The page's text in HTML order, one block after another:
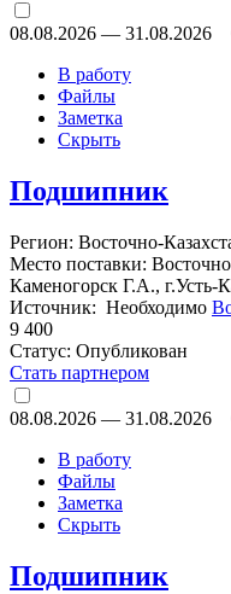
08.08.2026 — 31.08.2026
В работу
Файлы
Заметка
Скрыть
Подшипник
Регион: Восточно-
Место поставки:
Каменогорск Г.А., г.Усть-
Источник: Необходимо
9 400
Статус: Опубликован
Стать партнером
08.08.2026 — 31.08.2026
В работу
Файлы
Заметка
Скрыть
Подшипник